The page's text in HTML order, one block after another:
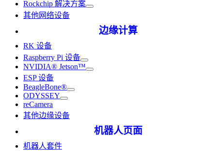
Rockchip 解决方案
其他网络设备
边缘计算
RK 设备
Raspberry Pi 设备
NVIDIA® Jetson™
ESP 设备
BeagleBone®
ODYSSEY
reCamera
其他边缘设备
机器人页面
机器人套件